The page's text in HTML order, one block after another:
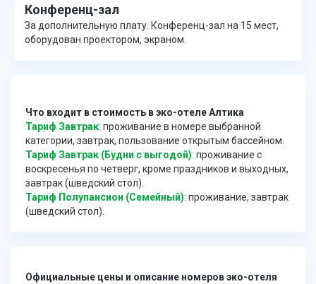
Конференц-зал
За дополнительную плату. Конференц-зал на 15 мест,
оборудован проектором, экраном.
Что входит в стоимость в эко-отеле Алтика
Тариф Завтрак: проживание в номере выбранной
категории, завтрак, пользование открытым бассейном.
Тариф Завтрак (Будни с выгодой): проживание с
воскресенья по четверг, кроме праздников и выходных,
завтрак (шведский стол).
Тариф Полупансион (Семейный): проживание, завтрак
(шведский стол).
Официальные цены и описание номеров эко-отеля